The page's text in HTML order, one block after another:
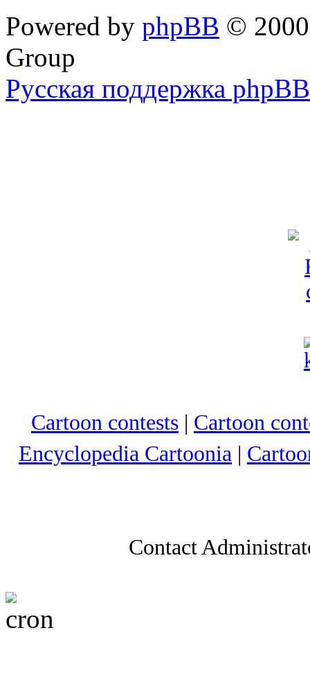
Powered by phpBB ©
Group
Русская поддержка phpBB
Cartoon contests | Cartoon
Encyclopedia Cartoonia |
Contact